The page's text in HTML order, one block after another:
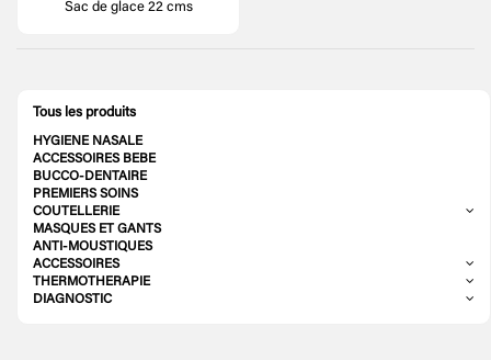
Sac de glace 22 cms
Tous les produits
HYGIENE NASALE
ACCESSOIRES BEBE
BUCCO-DENTAIRE
PREMIERS SOINS
COUTELLERIE
MASQUES ET GANTS
ANTI-MOUSTIQUES
ACCESSOIRES
THERMOTHERAPIE
DIAGNOSTIC